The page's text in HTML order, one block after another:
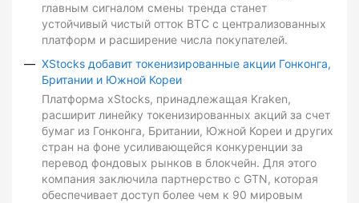
главным сигналом смены тренда станет
устойчивый чистый отток BTC с централизованных
платформ и расширение числа покупателей.
XStocks добавит токенизированные акции Гонконга,
Британии и Южной Кореи
Платформа xStocks, принадлежащая Kraken,
расширит линейку токенизированных акций за счет
бумаг из Гонконга, Британии, Южной Кореи и других
стран на фоне усиливающейся конкуренции за
перевод фондовых рынков в блокчейн. Для этого
компания заключила партнерство с GTN, которая
обеспечивает доступ более чем к 90 мировым